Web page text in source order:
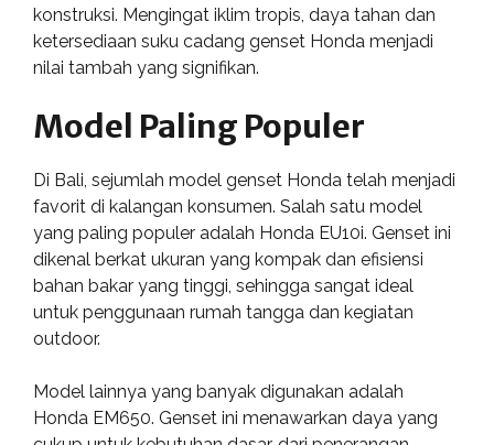
konstruksi. Mengingat iklim tropis, daya tahan dan
ketersediaan suku cadang genset Honda menjadi
nilai tambah yang signifikan.
Model Paling Populer
Di Bali, sejumlah model genset Honda telah menjadi
favorit di kalangan konsumen. Salah satu model
yang paling populer adalah Honda EU10i. Genset ini
dikenal berkat ukuran yang kompak dan efisiensi
bahan bakar yang tinggi, sehingga sangat ideal
untuk penggunaan rumah tangga dan kegiatan
outdoor.
Model lainnya yang banyak digunakan adalah
Honda EM650. Genset ini menawarkan daya yang